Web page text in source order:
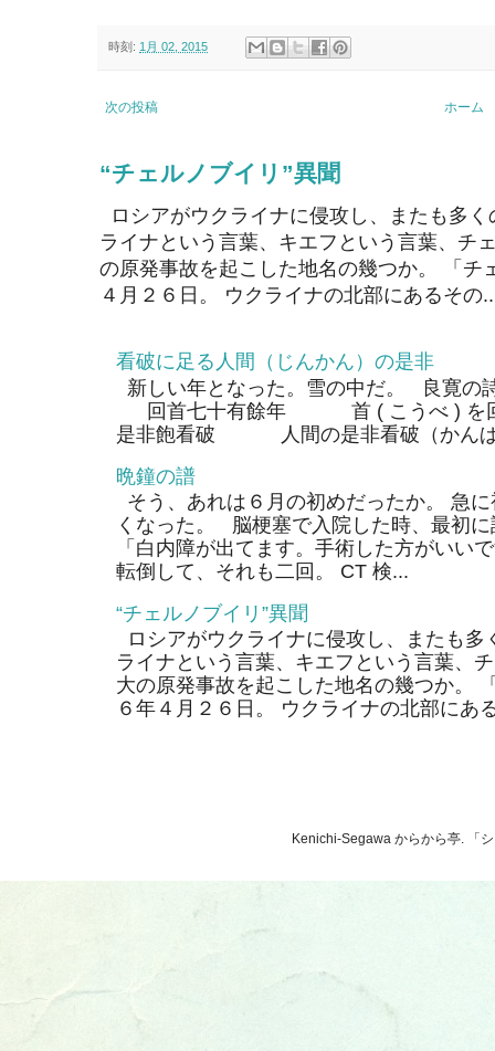
時刻: 1月 02, 2015
次の投稿 ホーム
“チェルノブイリ”異聞
ロシアがウクライナに侵攻し、またも多
ライナという言葉、キエフという言葉、チ
の原発事故を起こした地名の幾つか。 「チ
４月２６日。 ウクライナの北部にあるその
看破に足る人間（じんかん）の是非
新しい年となった。雪の中だ。 良寛の
回首七十有餘年 首 ( こうべ ) を回
是非飽看破 人間の是非看破（かん
晩鐘の譜
そう、あれは６月の初めだったか。 急
くなった。 脳梗塞で入院した時、最初
「白内障が出てます。手術した方がい
転倒して、それも二回。 CT 検...
“チェルノブイリ”異聞
ロシアがウクライナに侵攻し、またも
ライナという言葉、キエフという言葉、
大の原発事故を起こした地名の幾つか。
６年４月２６日。 ウクライナの北部にあ
Kenichi-Segawa からから亭. 「